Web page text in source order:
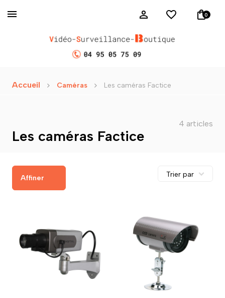
0
Accueil Caméras Les caméras Factice
Les caméras Factice
4 articles
Affiner